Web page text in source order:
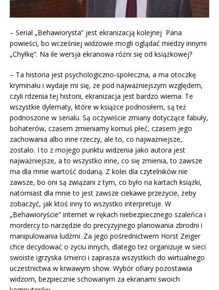
– Serial „Behawiorysta” jest ekranizacją kolejnej Pana
powieści, bo wcześniej widzowie mogli oglądać miedzy innymi
„Chyłkę”. Na ile wersja ekranowa różni się od książkowej?
– Ta historia jest psychologiczno-społeczna, a ma otoczkę
kryminału i wydaje mi się, że pod najważniejszym względem,
czyli rdzenia tej historii, ekranizacja jest bardzo wierna. Te
wszystkie dylematy, które w książce podnosiłem, są też
podnoszone w serialu. Są oczywiście zmiany dotyczące fabuły,
bohaterów, czasem zmieniamy komuś płeć, czasem jego
zachowania albo inne rzeczy, ale to, co najważniejsze,
zostało. I to z mojego punktu widzenia jako autora jest
najważniejsze, a to wszystko inne, co się zmienia, to zawsze
ma dla mnie wartość dodaną. Z kolei dla czytelników nie
zawsze, bo oni są związani z tym, co było na kartach książki,
natomiast dla mnie to jest zawsze ciekawe przeżycie, żeby
zobaczyć, jak ktoś inny to wszystko interpretuje. W
„Behawioryście” internet w rękach niebezpiecznego szaleńca i
mordercy to narzędzie do precyzyjnego planowania zbrodni i
manipulowania ludźmi. Za jego pośrednictwem Horst Zeiger
chce decydować o życiu innych, dlatego też organizuje w sieci
swoiste igrzyska śmierci i zaprasza wszystkich do wirtualnego
uczestnictwa w krwawym show. Wybór ofiary pozostawia
widzom, bezpiecznie schowanym za ekranami swoich